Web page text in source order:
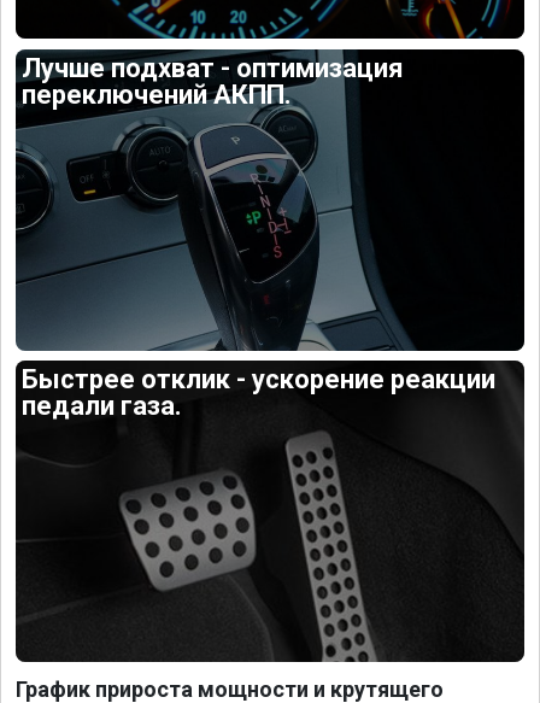
Лучше подхват - оптимизация
переключений АКПП.
Быстрее отклик - ускорение реакции
педали газа.
График прироста мощности и крутящего